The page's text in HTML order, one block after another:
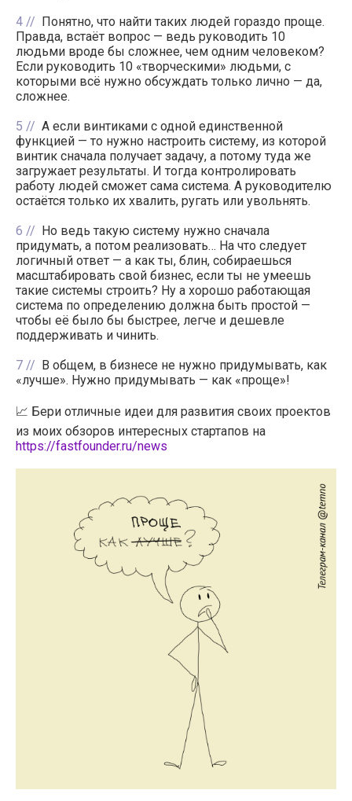
4
Понятно, что найти таких людей гораздо проще.
Правда, встаёт вопрос — ведь руководить 10
людьми вроде бы сложнее, чем одним человеком?
Если руководить 10 «творческими» людьми, с
которыми всё нужно обсуждать только лично — да,
сложнее.
5
А если винтиками с одной единственной
функцией — то нужно настроить систему, из которой
винтик сначала получает задачу, а потому туда же
загружает результаты. И тогда контролировать
работу людей сможет сама система. А руководителю
остаётся только их хвалить, ругать или увольнять.
6
Но ведь такую систему нужно сначала
придумать, а потом реализовать… На что следует
логичный ответ — а как ты, блин, собираешься
масштабировать свой бизнес, если ты не умеешь
такие системы строить? Ну а хорошо работающая
система по определению должна быть простой —
чтобы её было бы быстрее, легче и дешевле
поддерживать и чинить.
7
В общем, в бизнесе не нужно придумывать, как
«лучше». Нужно придумывать — как «проще»!
📈 Бери отличные идеи для развития своих проектов
из моих обзоров интересных стартапов на
https://fastfounder.ru/news